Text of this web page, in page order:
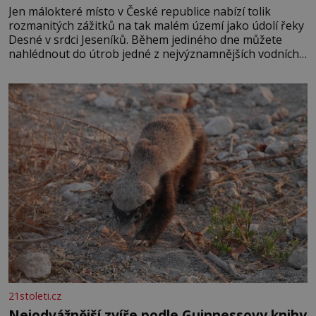
Jen málokteré místo v České republice nabízí tolik
rozmanitých zážitků na tak malém území jako údolí řeky
Desné v srdci Jeseníků. Během jediného dne můžete
nahlédnout do útrob jedné z nejvýznamnějších vodních
se na koloběžce a den zakončit poznáváním památek ve
Velkých Losinách nebo v termálním
21stoleti.cz